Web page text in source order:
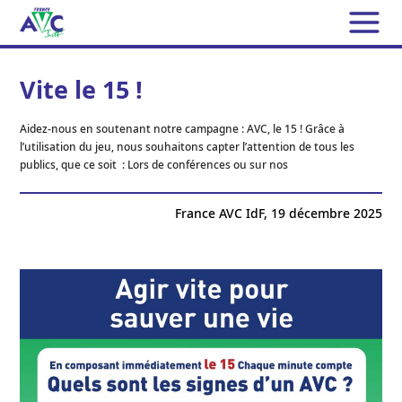
Conseil d’Administration et
Responsables des Activités
Bureaux annexes
Nous avons besoin de vous
Bénévoles
Adhérents
L’AVC
Les AVC en chiffres
Qu’est-ce qu’un AVC ?
Que faire face à un AVC ou un AIT ?
Les facteurs de risque
Les traitements de l’AVC
Les UNV
NOS MISSIONS
Soutien aux patients et aux aidants
Groupes de Parole
Groupe de Parole pour les aidants
Groupes « Rencontre & Partage »
DOCUMENTATION
La Lettre d’information de France AVC IdF
LA GAZETTE CÉRÉBRALE
Les reportages TV
TÉMOIGNAGES
Vite le 15 !
Aidez-nous en soutenant notre campagne : AVC, le 15 ! Grâce à
l’utilisation du jeu, nous souhaitons capter l’attention de tous les
publics, que ce soit : Lors de conférences ou sur nos
France AVC IdF, 19 décembre 2025